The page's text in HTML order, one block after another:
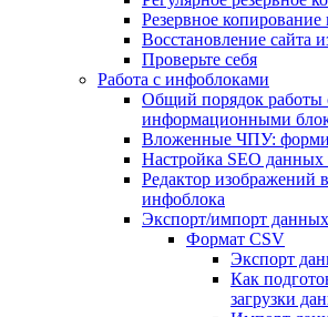
Резервное
Восстановление сайта
Проверьте себя
Работа с инфоблоками
Общий порядок работы
информационными
Вложенные ЧПУ:
Настройка SEO
Редактор изображений
инфоблока
Экспорт/импорт данных
Формат CSV
Экспорт
Как
загрузки